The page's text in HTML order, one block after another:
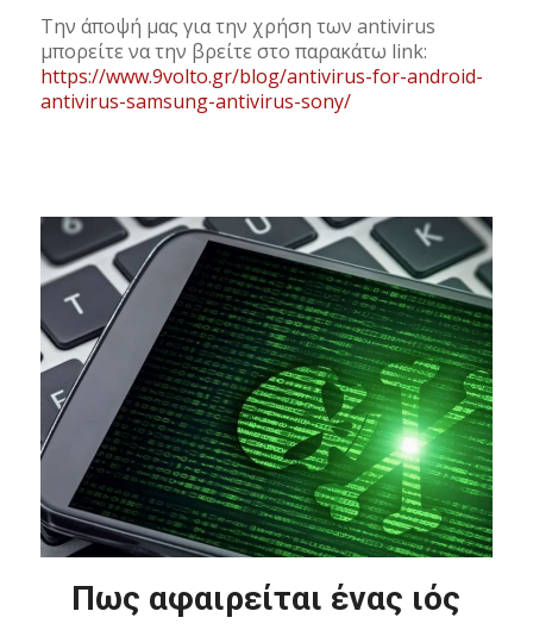
Tην άποψή μας για την χρήση των antivirus
μπορείτε να την βρείτε στο παρακάτω link:
https://www.9volto.gr/blog/antivirus-for-android-
antivirus-samsung-antivirus-sony/
Πως αφαιρείται ένας ιός